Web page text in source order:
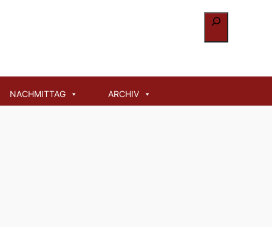
Suchen
NACHMITTAG ARCHIV